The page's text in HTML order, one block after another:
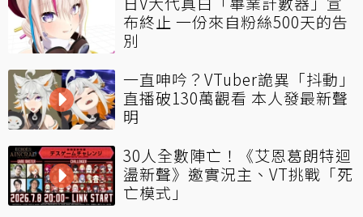
布終止 一份來自粉絲500天的告
別
一直呻吟？VTuber詭異「抖動」
直播破130萬觀看 本人發最新聲
明
30人全數陣亡！《艾恩葛朗特迴
盪新聲》邀實況主、VT挑戰「死
亡模式」